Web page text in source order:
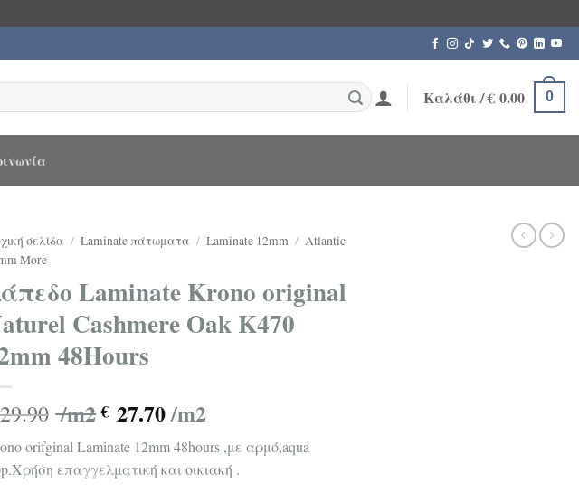
Καλάθι /€0.00 0
σελίδα / Laminate πάτωματα / Laminate 12mm / Atlantic
More
Laminate Krono original
Cashmere Oak K470
48Hours
/m2 € 27.70/m2
orifginal Laminate 12mm 48hours ,με αρμό,aqua
επαγγελματική και οικιακή .